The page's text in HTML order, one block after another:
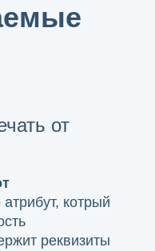
от
котрый
реквизиты